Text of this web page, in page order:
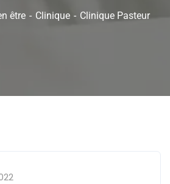
être Clinique Clinique Pasteur
& Bien être